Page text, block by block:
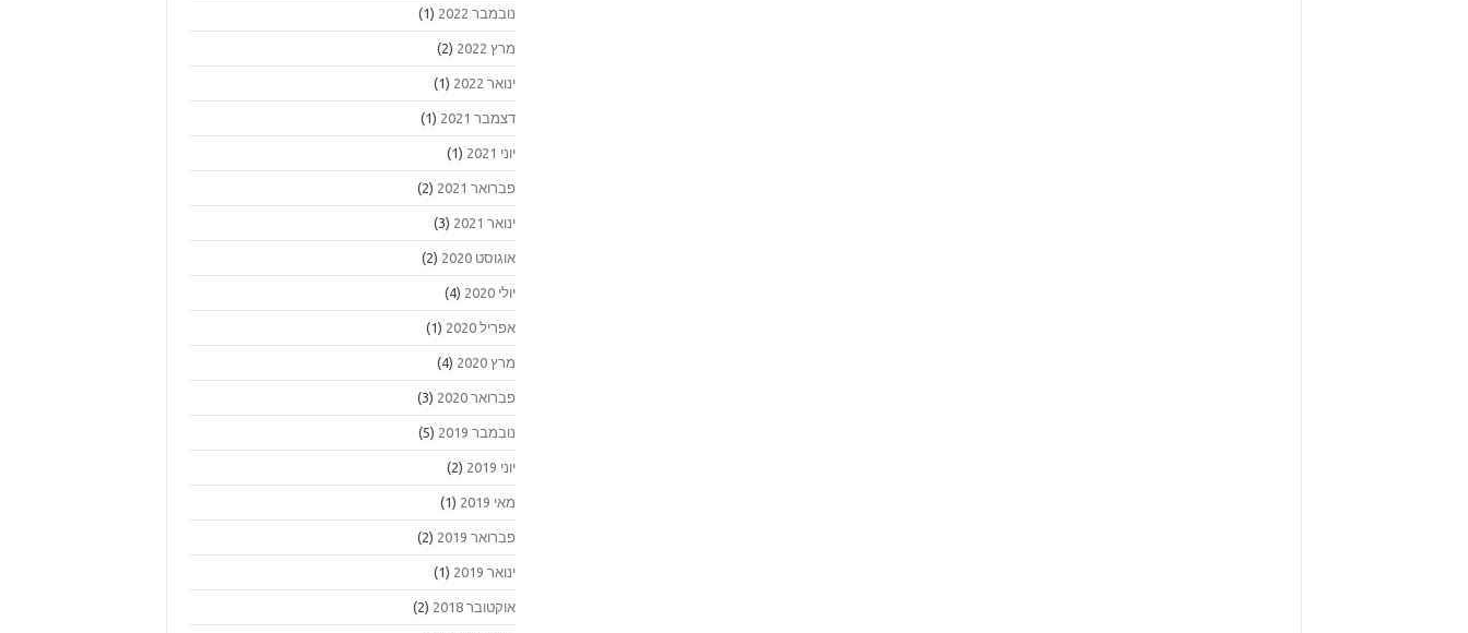
נובמבר 2022 (1)
מרץ 2022 (2)
ינואר 2022 (1)
דצמבר 2021 (1)
יוני 2021 (1)
פברואר 2021 (2)
ינואר 2021 (3)
אוגוסט 2020 (2)
יולי 2020 (4)
אפריל 2020 (1)
מרץ 2020 (4)
פברואר 2020 (3)
נובמבר 2019 (5)
יוני 2019 (2)
מאי 2019 (1)
פברואר 2019 (2)
ינואר 2019 (1)
אוקטובר 2018 (2)